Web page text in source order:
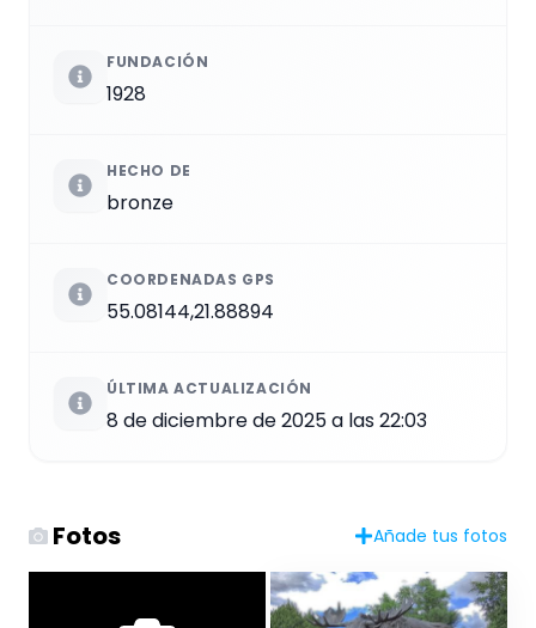
FUNDACIÓN
1928
HECHO DE
bronze
COORDENADAS GPS
55.08144,21.88894
ÚLTIMA ACTUALIZACIÓN
8 de diciembre de 2025 a las 22:03
Fotos Añade tus fotos